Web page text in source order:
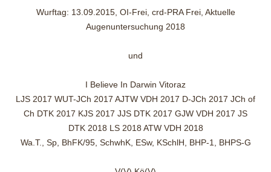
Wurftag: 13.09.2015, OI-Frei, crd-PRA Frei, Aktuelle
Augenuntersuchung 2018
und
I Believe In Darwin Vitoraz
LJS 2017 WUT-JCh 2017 AJTW VDH 2017 D-JCh 2017 JCh of
Ch DTK 2017 KJS 2017 JJS DTK 2017 GJW VDH 2017 JS
DTK 2018 LS 2018 ATW VDH 2018
Wa.T., Sp, BhFK/95, SchwhK, ESw, KSchlH, BHP-1, BHPS-G